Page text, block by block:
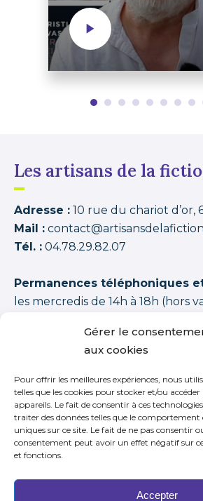
Gérer le
aux cookies
Pour offrir les meilleures expériences, nous
telles que les cookies pour stocker et/ou
appareils. Le fait de consentir à ces
traiter des données telles que le
uniques sur ce site. Le fait de ne pas consentir
consentement peut avoir un effet négatif sur
et fonctions.
Accepter
Les artisans de la
Adresse : 10 rue du chariot d’or,
Mail :
Tél. : 04.78.29.82.07
Permanences téléphoniques
les mercredis de 14h à 18h (hors
1350 APPRENANTS DISTINCTS
+ journées thématiques + journées initiation).
S’inscrire à notre